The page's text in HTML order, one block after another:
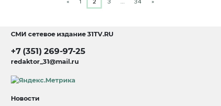
СМИ сетевое издание31TV.RU
+7 (351) 269-97-25
redaktor_31@mail.ru
Новости